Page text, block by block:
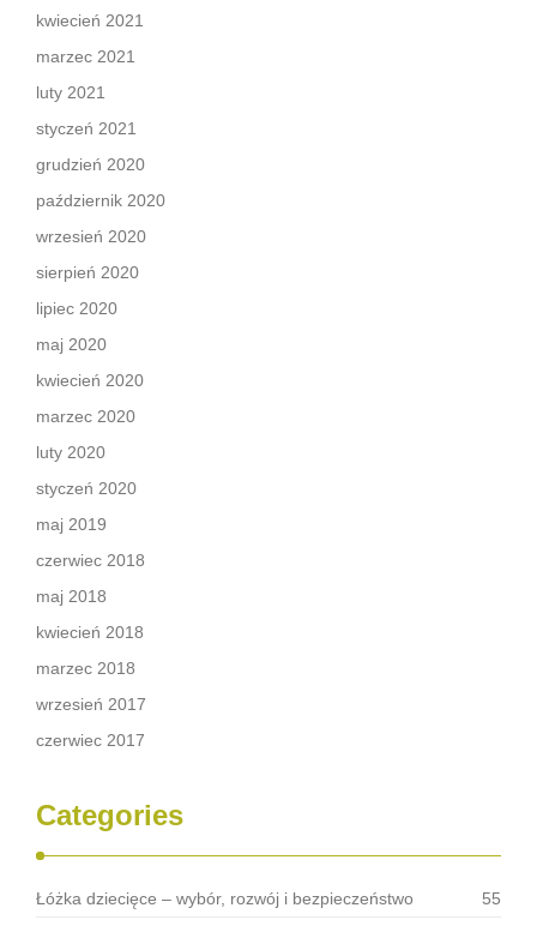
kwiecień 2021
marzec 2021
luty 2021
styczeń 2021
grudzień 2020
październik 2020
wrzesień 2020
sierpień 2020
lipiec 2020
maj 2020
kwiecień 2020
marzec 2020
luty 2020
styczeń 2020
maj 2019
czerwiec 2018
maj 2018
kwiecień 2018
marzec 2018
wrzesień 2017
czerwiec 2017
Categories
Łóżka dziecięce – wybór, rozwój i bezpieczeństwo
55